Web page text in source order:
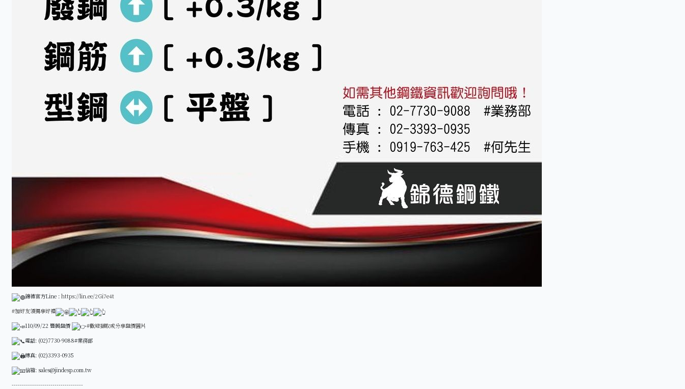
錦德官方Line :https://lin.ee/2Gi7e4t
#加好友領獨享好禮
110/09/22 豐興盤價
#歡迎擷取或分享盤價圖片
電話: (02)7730-9088#業務部
傳真: (02)3393-0935
信箱: sales@jindesp.com.tw
-----------------------------------